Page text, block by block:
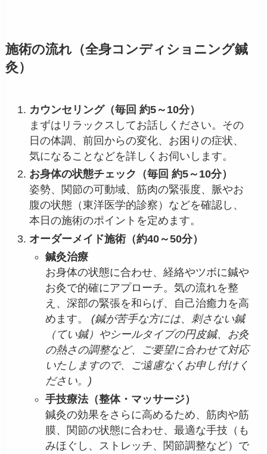
施術の流れ（全身コンディショニング鍼
灸）
カウンセリング（毎回 約5～10分）
まずはリラックスしてお話しください。その
日の体調、前回からの変化、お困りの症状、
気になることなどを詳しくお伺いします。
お身体の状態チェック（毎回 約5～10分）
姿勢、関節の可動域、筋肉の緊張度、脈やお
腹の状態（東洋医学的診察）などを確認し、
本日の施術のポイントを定めます。
オーダーメイド施術（約40～50分）
鍼灸治療
お身体の状態に合わせ、経絡やツボに鍼や
お灸で的確にアプローチ。気の流れを整
え、深部の緊張を和らげ、自己治癒力を高
めます。(鍼が苦手な方には、刺さない鍼
（てい鍼）やシールタイプの円皮鍼、お灸
の熱さの調整など、ご要望に合わせて対応
いたしますので、ご遠慮なくお申し付けく
ださい。)
手技療法（整体・マッサージ）
鍼灸の効果をさらに高めるため、筋肉や筋
膜、関節の状態に合わせ、最適な手技（も
みほぐし、ストレッチ、関節調整など）で